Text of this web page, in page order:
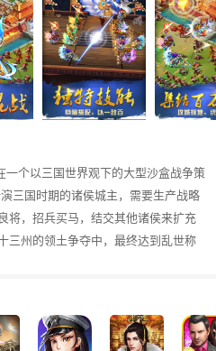
一个以三国世界观下的大型沙盒战争策
三国时期的诸侯城主，需要生产战略
将，招兵买马，结交其他诸侯来扩充
三州的领土争夺中，最终达到乱世称